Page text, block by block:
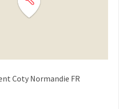
Coty Normandie FR